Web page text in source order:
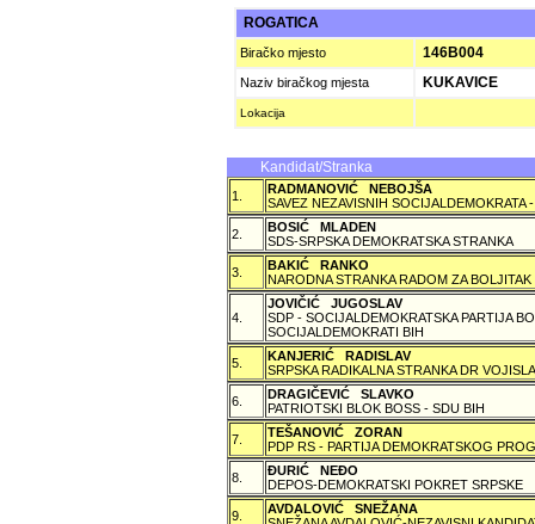
ROGATICA
Biračko mjesto 146B004
Naziv biračkog mjesta KUKAVICE
Lokacija
Kandidat/Stranka
1.
RADMANOVIĆ NEBOJŠA
SAVEZ NEZAVISNIH SOCIJALDEMOKRATA
2.
BOSIĆ MLADEN
SDS-SRPSKA DEMOKRATSKA STRANKA
3.
BAKIĆ RANKO
NARODNA STRANKA RADOM ZA BOLJITAK
4.
JOVIČIĆ JUGOSLAV
SDP - SOCIJALDEMOKRATSKA PARTIJA
SOCIJALDEMOKRATI BIH
5.
KANJERIĆ RADISLAV
SRPSKA RADIKALNA STRANKA DR
6.
DRAGIČEVIĆ SLAVKO
PATRIOTSKI BLOK BOSS - SDU BIH
7.
TEŠANOVIĆ ZORAN
PDP RS - PARTIJA DEMOKRATSKOG
8.
ÐURIĆ NEÐO
DEPOS-DEMOKRATSKI POKRET SRPSKE
9.
AVDALOVIĆ SNEŽANA